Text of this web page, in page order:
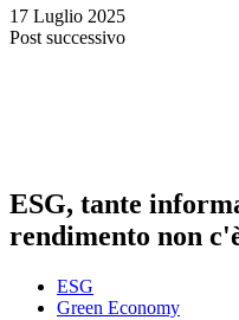
17 Luglio 2025
Post successivo
ESG, tante
rendimento non
ESG
Green Economy